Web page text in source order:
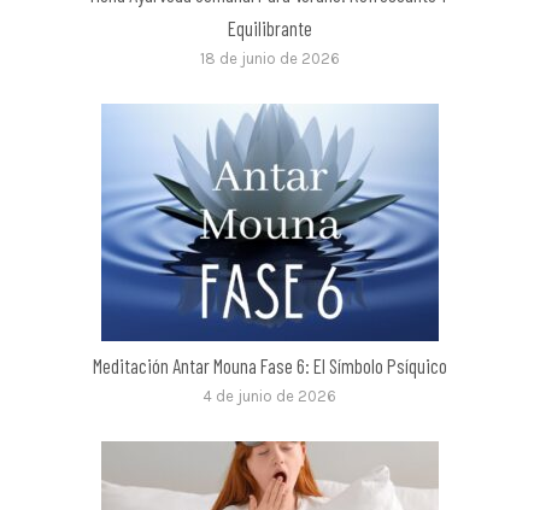
Equilibrante
18 de junio de 2026
Meditación Antar Mouna Fase 6: El Símbolo Psíquico
4 de junio de 2026